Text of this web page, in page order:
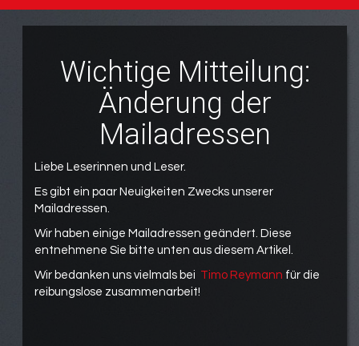
Wichtige Mitteilung:
Änderung der
Mailadressen
Liebe Leserinnen und Leser.
Es gibt ein paar Neuigkeiten Zwecks unserer
Mailadressen.
Wir haben einige Mailadressen geändert. Diese
entnehmene Sie bitte unten aus diesem Artikel.
Wir bedanken uns vielmals bei Timo Reymann für die
reibungslose zusammenarbeit!